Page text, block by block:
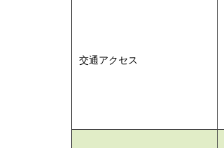
交通アクセス